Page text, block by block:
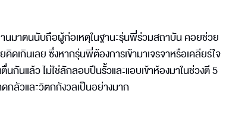
านมาตนนับถือผู้ก่อเหตุในฐานะรุ่นพี่ร่วมสถาบัน คอยช่วย
ดเกินเลย ซึ่งหากรุ่นพี่ต้องการเข้ามาเจรจาหรือเคลียร์ใจ
นแล้ว ไม่ใช่ลักลอบปีนรั้วและแอบเข้าห้องมาในช่วงตี 5
ลัวและวิตกกังวลเป็นอย่างมาก